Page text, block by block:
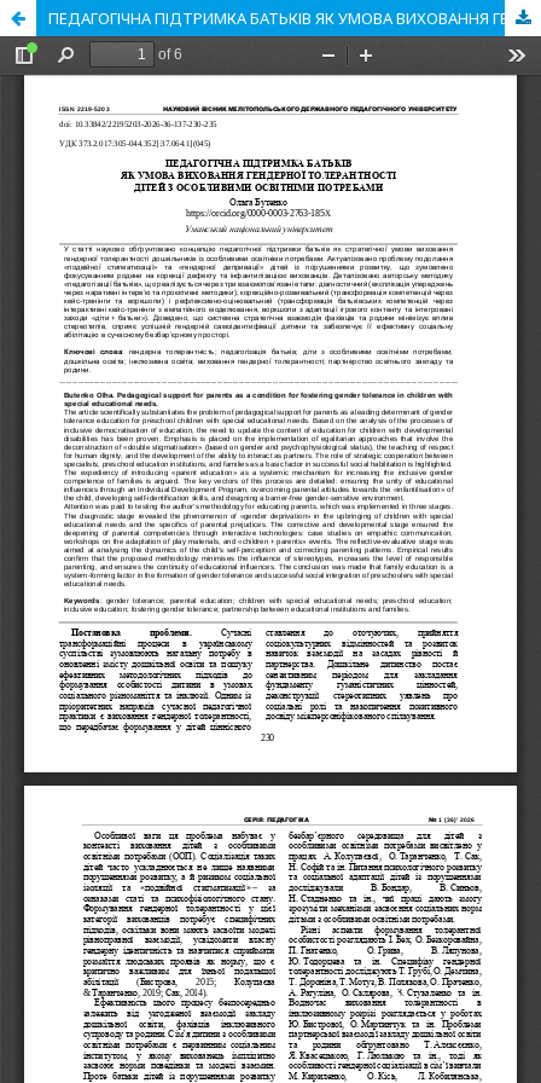
ПЕДАГОГІЧНА ПІДТРИМКА БАТЬКІВ ЯК УМОВА ВИХОВАННЯ ГЕНДЕРНОЇ ТОЛЕРАНТНОСТІ ДІТЕЙ З ОСОБЛИВИМИ ОСВІТНІМИ ПОТРЕБАМИ